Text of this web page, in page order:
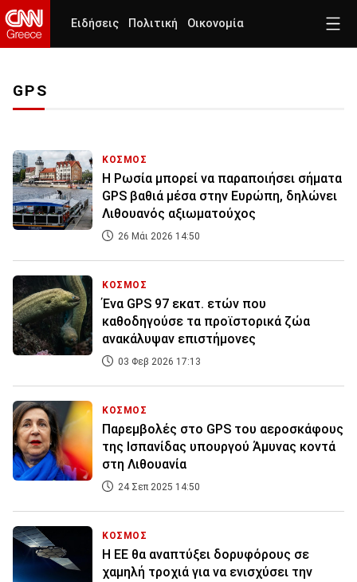
Ειδήσεις Πολιτική Οικονομία
GPS
ΚΟΣΜΟΣ
Η Ρωσία μπορεί να παραποιήσει σήματα
GPS βαθιά μέσα στην Ευρώπη, δηλώνει
Λιθουανός αξιωματούχος
26 Μάι 2026 14:50
ΚΟΣΜΟΣ
Ένα GPS 97 εκατ. ετών που
καθοδηγούσε τα προϊστορικά ζώα
ανακάλυψαν επιστήμονες
03 Φεβ 2026 17:13
ΚΟΣΜΟΣ
Παρεμβολές στο GPS του αεροσκάφους
της Ισπανίδας υπουργού Άμυνας κοντά
στη Λιθουανία
24 Σεπ 2025 14:50
ΚΟΣΜΟΣ
Η ΕΕ θα αναπτύξει δορυφόρους σε
χαμηλή τροχιά για να ενισχύσει την